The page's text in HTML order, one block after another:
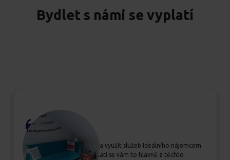
Bydlet s námi se vyplatí
Pokud se rozhodujete, zda využít služeb Ideálního nájemcem
určitě jim dejte šanci, vyplatí se vám to hlavně z těchto